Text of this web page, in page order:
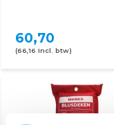
60,70
(66,16 Incl. btw)